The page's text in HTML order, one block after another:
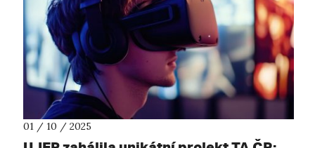
01 / 10 / 2025